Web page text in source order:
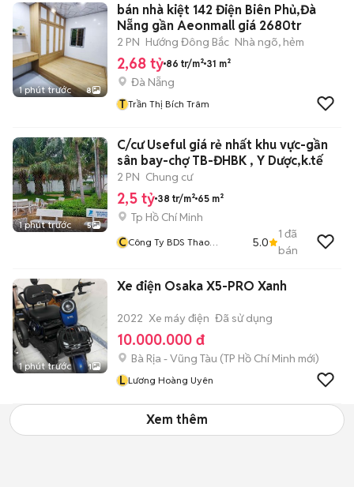
1 phút trước 8
bán nhà kiệt 142 Điện Biên Phủ,Đà
Nẵng gần Aeonmall giá 2680tr
2 PN Hướng Đông Bắc Nhà ngõ, hẻm
2,68 tỷ 86 tr/m² 31 m²
Đà Nẵng
T Trần Thị Bích Trâm
1 phút trước 5
C/cư Useful giá rẻ nhất khu vực-gần
sân bay-chợ TB-ĐHBK , Y Dược,k.tế
2 PN Chung cư
2,5 tỷ 38 tr/m² 65 m²
Tp Hồ Chí Minh
CCông Ty BDS Thao
5.0
1 đã
bán
1 phút trước 1
Xe điện Osaka X5-PRO Xanh
2022 Xe máy điện Đã sử dụng
10.000.000 đ
Bà Rịa - Vũng Tàu (TP Hồ Chí Minh mới)
L Lương Hoàng Uyên
Xem thêm